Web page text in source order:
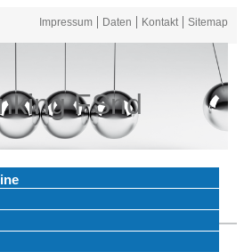
Impressum Daten Kontakt Sitemap
FSnd